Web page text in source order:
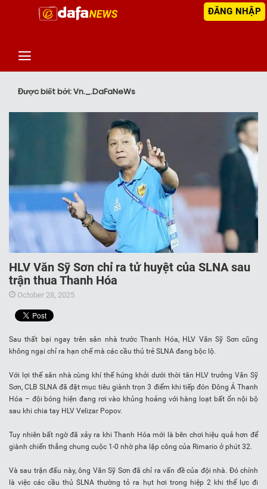
ĐĂNG NHẬP
Được biết bởi: Vn._.DaFaNeWs
HLV Văn Sỹ Sơn chỉ ra tử huyệt của SLNA sau
trận thua Thanh Hóa
October 28, 2025
Sau thất bại ngay trên sân nhà trước Thanh Hóa, HLV Văn Sỹ Sơn cũng
không ngại chỉ ra hạn chế mà các cầu thủ trẻ SLNA đang bộc lộ.
Với lợi thế sân nhà cùng khí thế hứng khởi dưới thời tân HLV trưởng Văn Sỹ
Sơn, CLB SLNA đã đặt mục tiêu giành trọn 3 điểm khi tiếp đón Đông Á Thanh
Hóa – đội bóng hiện đang rơi vào khủng hoảng với hàng loạt bất ổn nội bộ
sau khi chia tay HLV Velizar Popov.
Tuy nhiên bất ngờ đã xảy ra khi Thanh Hóa mới là bên chơi hiệu quả hơn để
giành chiến thắng chung cuộc 1-0 nhờ pha lập công của Rimario ở phút 32.
Và sau trận đấu này, ông Văn Sỹ Sơn đã chỉ ra vấn đề của đội nhà. Đó chính
là việc các cầu thủ SLNA thường tỏ ra hụt hơi trong hiệp 2 khi thể lực đi